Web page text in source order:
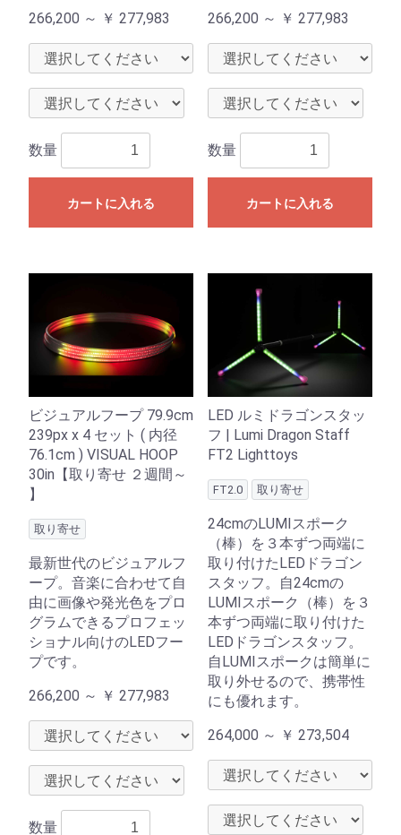
266,200 ～ ￥ 277,983
数量
カートに入れる
266,200 ～ ￥ 277,983
数量
カートに入れる
ビジュアルフープ 79.9cm
239px x 4 セット ( 内径
76.1cm ) VISUAL HOOP
30in【取り寄せ ２週間～
】
取り寄せ
最新世代のビジュアルフ
ープ。音楽に合わせて自
由に画像や発光色をプロ
グラムできるプロフェッ
ショナル向けのLEDフー
プです。
266,200 ～ ￥ 277,983
数量
LED ルミドラゴンスタッ
フ | Lumi Dragon Staff
FT2 Lighttoys
FT2.0 取り寄せ
24cmのLUMIスポーク
（棒）を３本ずつ両端に
取り付けたLEDドラゴン
スタッフ。自24cmの
LUMIスポーク（棒）を３
本ずつ両端に取り付けた
LEDドラゴンスタッフ。
自LUMIスポークは簡単に
取り外せるので、携帯性
にも優れます。
264,000 ～ ￥ 273,504